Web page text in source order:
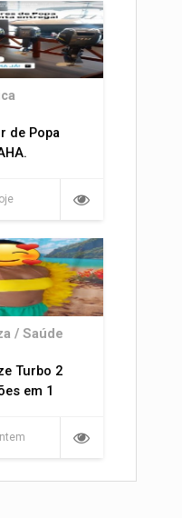
de Popa
/ Saúde
Turbo 2
em 1